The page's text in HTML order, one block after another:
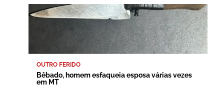
OUTRO FERIDO
Bêbado, homem esfaqueia esposa várias vezes
em MT